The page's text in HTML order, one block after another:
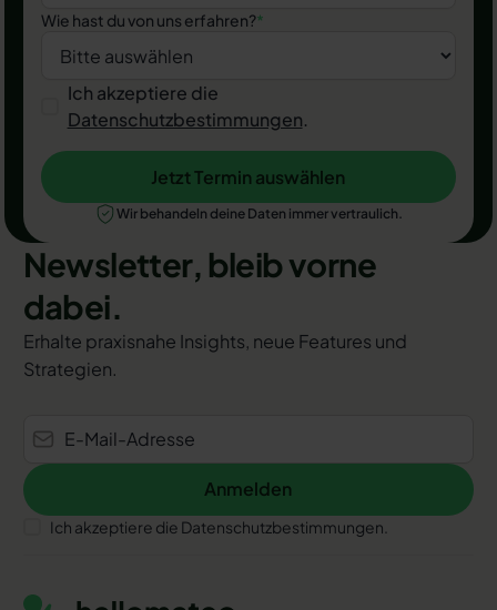
Wie hast du von uns erfahren?*
Ich akzeptiere die
Datenschutzbestimmungen.
Jetzt Termin auswählen
Jetzt Termin auswählen
Wir behandeln deine Daten immer vertraulich.
Newsletter, bleib vorne
dabei.
Erhalte praxisnahe Insights, neue Features und
Strategien.
Anmelden
Anmelden
Ich akzeptiere die Datenschutzbestimmungen.